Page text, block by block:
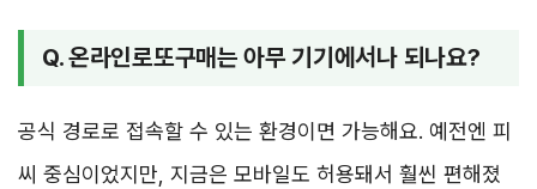
Q. 온라인로또구매는 아무 기기에서나 되나요?
공식 경로로 접속할 수 있는 환경이면 가능해요. 예전엔 피
씨 중심이었지만, 지금은 모바일도 허용돼서 훨씬 편해졌